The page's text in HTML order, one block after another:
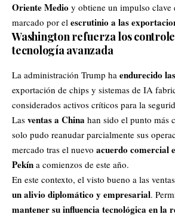
Oriente Medio y obtiene un impulso clave
marcado por el escrutinio a las
Washington refuerza los
tecnología avanzada
La administración Trump ha endurecido
exportación de chips y sistemas de IA
considerados activos críticos para la
Las ventas a China han sido el punto más
solo pudo reanudar parcialmente sus
mercado tras el nuevo acuerdo comercial
Pekín a comienzos de este año.
En este contexto, el visto bueno a las
un alivio diplomático y empresarial.
mantener su influencia tecnológica en la